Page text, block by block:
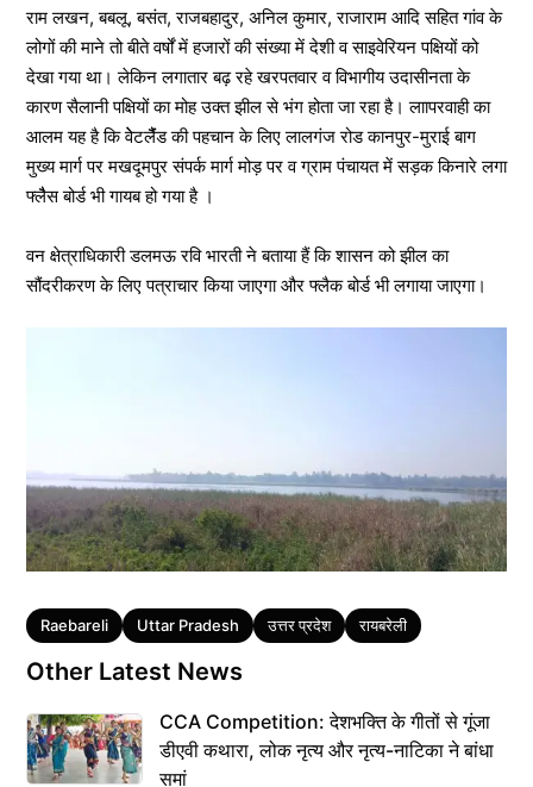
राम लखन, बबलू, बसंत, राजबहादुर, अनिल कुमार, राजाराम आदि सहित गांव के
लोगों की माने तो बीते वर्षों में हजारों की संख्या में देशी व साइवेरियन पक्षियों को
देखा गया था। लेकिन लगातार बढ़ रहे खरपतवार व विभागीय उदासीनता के
कारण सैलानी पक्षियों का मोह उक्त झील से भंग होता जा रहा है। लाापरवाही का
आलम यह है कि वेेटलैैंंड की पहचान के लिए लालगंज रोड कानपुर-मुराई बाग
मुख्य मार्ग पर मखदूमपुर संपर्क मार्ग मोड़ पर व ग्राम पंचायत में सड़क किनारे लगा
फ्लैैस बोर्ड भी गायब हो गया है ।
वन क्षेत्राधिकारी डलमऊ रवि भारती ने बताया हैं कि शासन को झील का
सौंदरीकरण के लिए पत्राचार किया जाएगा और फ्लैक बोर्ड भी लगाया जाएगा।
Tags
Raebareli Uttar Pradesh उत्तर प्रदेश रायबरेली
Other Latest News
CCA Competition: देशभक्ति के गीतों से गूंजा
डीएवी कथारा, लोक नृत्य और नृत्य-नाटिका ने बांधा
समां